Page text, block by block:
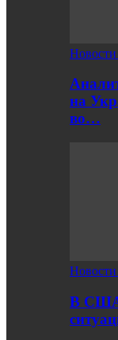
на
во…
В США